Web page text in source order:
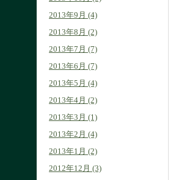
2013年9月 (4)
2013年8月 (2)
2013年7月 (7)
2013年6月 (7)
2013年5月 (4)
2013年4月 (2)
2013年3月 (1)
2013年2月 (4)
2013年1月 (2)
2012年12月 (3)